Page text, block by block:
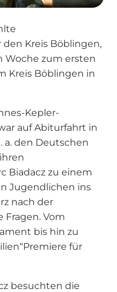
Kreis Böblingen,
Woche zum ersten
Kreis Böblingen in
Kepler-
auf Abiturfahrt in
a. den Deutschen
Biadacz zu einem
Jugendlichen ins
nach der
Fragen. Vom
bis hin zu
für
besuchten die